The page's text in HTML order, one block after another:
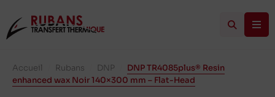
Accueil Rubans DNP
DNP TR4085plus® Resin
enhanced wax Noir 140×300 mm – Flat-Head